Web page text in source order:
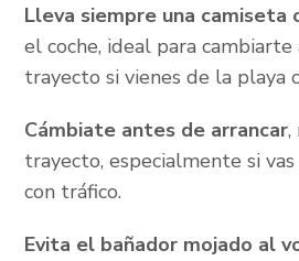
Lleva siempre una camiseta
el coche, ideal para
trayecto si vienes de la playa
Cámbiate antes de arrancar,
trayecto, especialmente si
con tráfico.
Evita el bañador mojado al